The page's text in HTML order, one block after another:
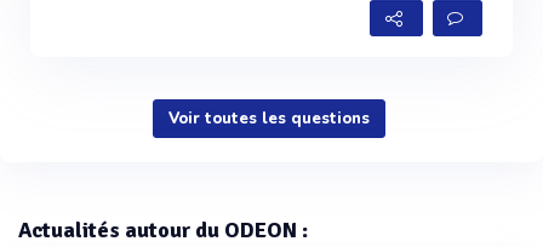
Voir toutes les questions
Actualités autour du ODEON :